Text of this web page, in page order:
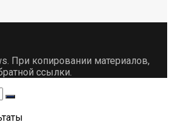
При копировании материалов,
ссылки.